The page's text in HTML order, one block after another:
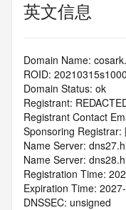
英文信息
Domain Name:
ROID:
Domain Status: ok
Registrant:
Registrant Contact
Sponsoring Registrar:
Name Server:
Name Server:
Registration Time:
Expiration Time:
DNSSEC: unsigned